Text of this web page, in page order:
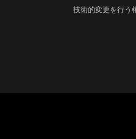
技術的変更を行う